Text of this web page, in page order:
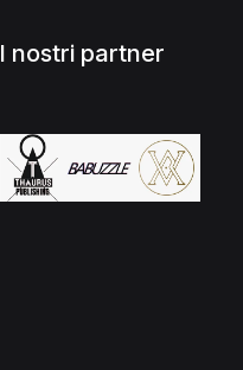
I nostri partner